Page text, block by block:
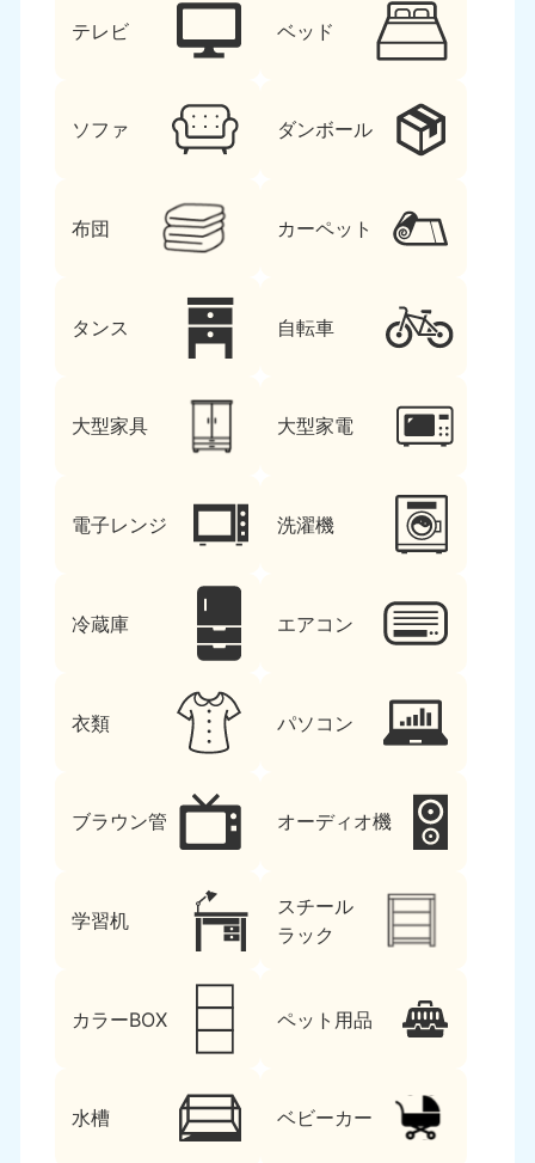
テレビ ベッド
ソファ ダンボール
布団 カーペット
タンス 自転車
大型家具 大型家電
電子レンジ 洗濯機
冷蔵庫 エアコン
衣類 パソコン
ブラウン管 オーディオ機
学習机
スチール
ラック
カラーBOX ペット用品
水槽 ベビーカー